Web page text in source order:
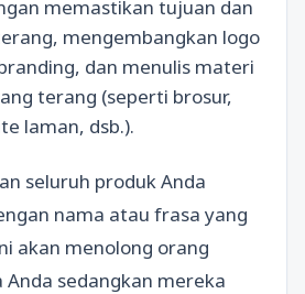
memastikan tujuan dan
mengembangkan logo
dan menulis materi
terang (seperti brosur,
laman, dsb.).
seluruh produk Anda
nama atau frasa yang
akan menolong orang
sedangkan mereka